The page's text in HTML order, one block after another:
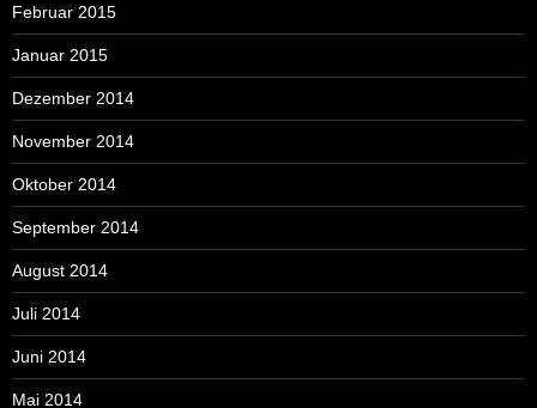
Februar 2015
Januar 2015
Dezember 2014
November 2014
Oktober 2014
September 2014
August 2014
Juli 2014
Juni 2014
Mai 2014